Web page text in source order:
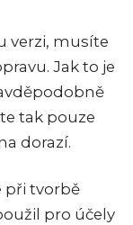
verzi, musíte
Jak to je
tak pouze
dorazí.
při tvorbě
pro účely